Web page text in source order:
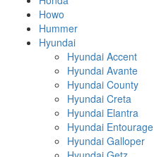
Howo
Hummer
Hyundai
Hyundai Accent
Hyundai Avante
Hyundai County
Hyundai Creta
Hyundai Elantra
Hyundai Entourage
Hyundai Galloper